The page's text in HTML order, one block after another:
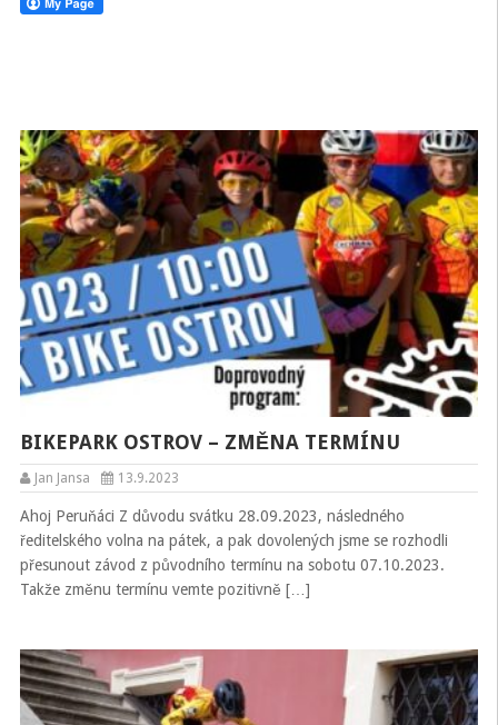
BIKEPARK OSTROV – ZMĚNA TERMÍNU
Jan Jansa 13.9.2023
Ahoj Peruňáci Z důvodu svátku 28.09.2023, následného
ředitelského volna na pátek, a pak dovolených jsme se rozhodli
přesunout závod z původního termínu na sobotu 07.10.2023.
Takže změnu termínu vemte pozitivně […]